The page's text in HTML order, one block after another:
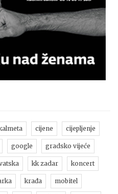
cijene cijepljenje
google gradsko vijeće
kk zadar koncert
krađa mobitel